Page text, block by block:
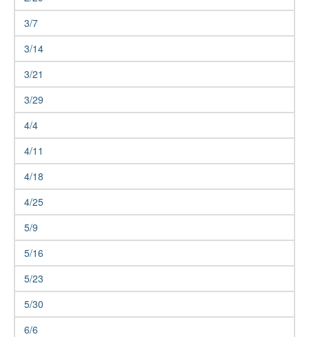
3/7
3/14
3/21
3/29
4/4
4/11
4/18
4/25
5/9
5/16
5/23
5/30
6/6